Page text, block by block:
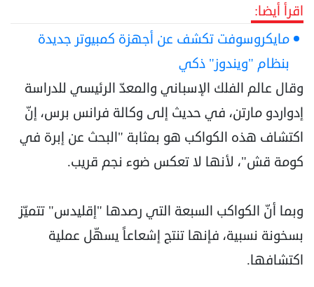
اقرأ أيضا:
مايكروسوفت تكشف عن أجهزة كمبيوتر جديدة
بنظام "ويندوز" ذكي
وقال عالم الفلك الإسباني والمعدّ الرئيسي للدراسة
إدواردو مارتن، في حديث إلى وكالة فرانس برس، إنّ
اكتشاف هذه الكواكب هو بمثابة "البحث عن إبرة في
كومة قش"، لأنها لا تعكس ضوء نجم قريب.
وبما أنّ الكواكب السبعة التي رصدها "إقليدس" تتميّز
بسخونة نسبية، فإنها تنتج إشعاعاً يسهّل عملية
اكتشافها.